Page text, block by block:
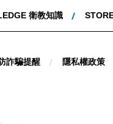
衛教知識
詐騙提醒 隱私權政策